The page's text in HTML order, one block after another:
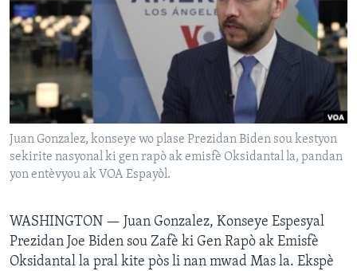
Languages
Juan Gonzalez, konseye wo plase Prezidan Biden sou kestyon
sekirite nasyonal ki gen rapò ak emisfè Oksidantal la, pandan
yon entèvyou ak VOA Espayòl.
WASHINGTON — Juan Gonzalez, Konseye Espesyal
Prezidan Joe Biden sou Zafè ki Gen Rapò ak Emisfè
Oksidantal la pral kite pòs li nan mwad Mas la. Ekspè